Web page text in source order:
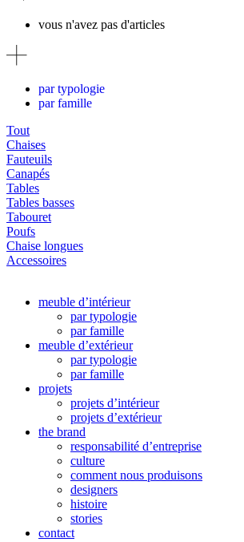
vous n'avez pas d'articles
par typologie
par famille
Tout
Chaises
Fauteuils
Canapés
Tables
Tables basses
Tabouret
Poufs
Chaise longues
Accessoires
meuble d’intérieur
par typologie
par famille
meuble d’extérieur
par typologie
par famille
projets
projets d’intérieur
projets d’extérieur
the brand
responsabilité d’entreprise
culture
comment nous produisons
designers
histoire
stories
contact